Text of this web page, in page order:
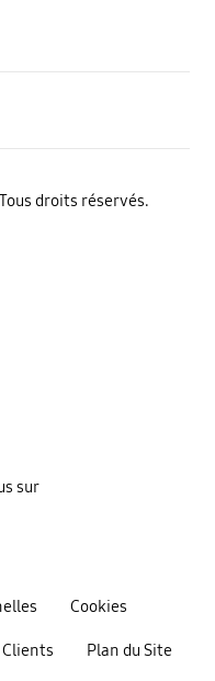
droits réservés.
Cookies
Plan du Site
sur